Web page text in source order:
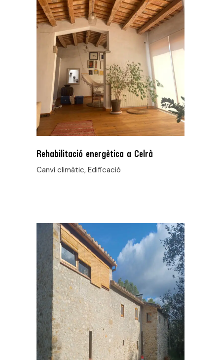
Rehabilitació energètica a Celrà
Canvi climàtic, Edificació